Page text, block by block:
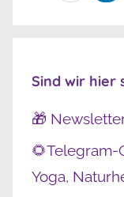
Sind wir hier
🎁
🌻Telegram-
Yoga,